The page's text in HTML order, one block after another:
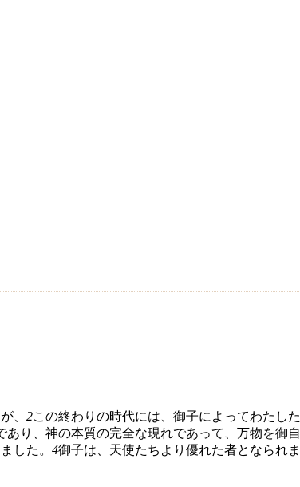
、 2この終わりの時代には、御子によってわたし
あり、神の本質の完全な現れであって、万物を御
した。 4御子は、天使たちより優れた者となられ